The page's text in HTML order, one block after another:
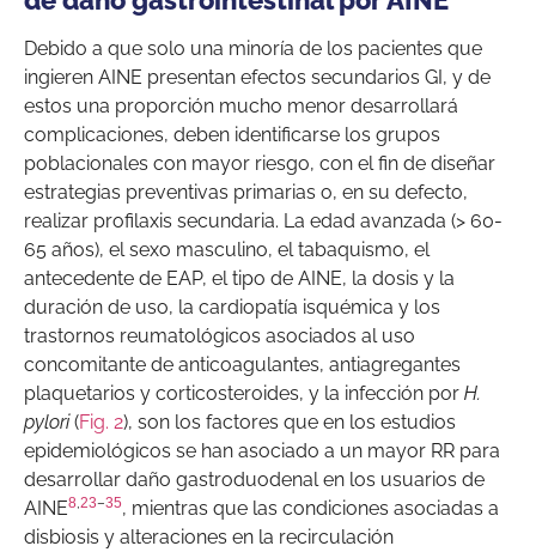
Debido a que solo una minoría de los pacientes que
ingieren AINE presentan efectos secundarios GI, y de
estos una proporción mucho menor desarrollará
complicaciones, deben identificarse los grupos
poblacionales con mayor riesgo, con el fin de diseñar
estrategias preventivas primarias o, en su defecto,
realizar profilaxis secundaria. La edad avanzada (> 60-
65 años), el sexo masculino, el tabaquismo, el
antecedente de EAP, el tipo de AINE, la dosis y la
duración de uso, la cardiopatía isquémica y los
trastornos reumatológicos asociados al uso
concomitante de anticoagulantes, antiagregantes
plaquetarios y corticosteroides, y la infección por H.
pylori(Fig. 2), son los factores que en los estudios
epidemiológicos se han asociado a un mayor RR para
desarrollar daño gastroduodenal en los usuarios de
AINE8,23–35, mientras que las condiciones asociadas a
disbiosis y alteraciones en la recirculación